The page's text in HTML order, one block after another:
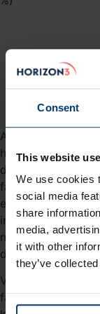
Consent
This website
We use cookies
social media
share
media,
it with other
they’ve
At årets
højere end 8,65%
den faldende
faldet næsten
eksponering på
ingen
negativt, når de
danske kroner.
Vi har dog
faktisk steg med